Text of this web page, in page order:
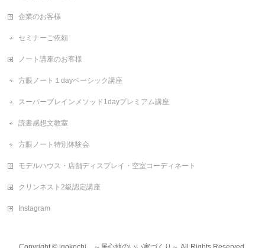
企業のお客様
セミナーご依頼
ノート講座のお客様
方眼ノート１dayベーシック講座
スーパーブレインメソッド1dayプレミアム講座
読書感想文教室
方眼ノート特別体験会
モデルハウス・店舗ディスプレイ・空室コーディネート
クリンネスト2級認定講座
Instagram